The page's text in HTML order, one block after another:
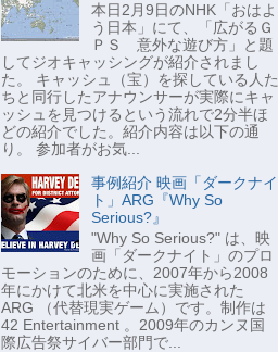
本日2月9日のNHK「おはよ
う日本」にて、「広がるＧ
ＰＳ 意外な遊び方」と題
してジオキャッシングが紹介されまし
た。 キャッシュ（宝）を探している人た
ちと同行したアナウンサーが実際にキャ
ッシュを見つけるという流れで2分半ほ
どの紹介でした。紹介内容は以下の通
り。 参加者がお気...
事例紹介 映画「ダークナイ
ト」ARG『Why So
Serious?』
"Why So Serious?" は、映
画「ダークナイト」のプロ
モーションのために、2007年から2008
年にかけて北米を中心に実施された
ARG （代替現実ゲーム）です。制作は
42 Entertainment 。2009年のカンヌ国
際広告祭サイバー部門で...